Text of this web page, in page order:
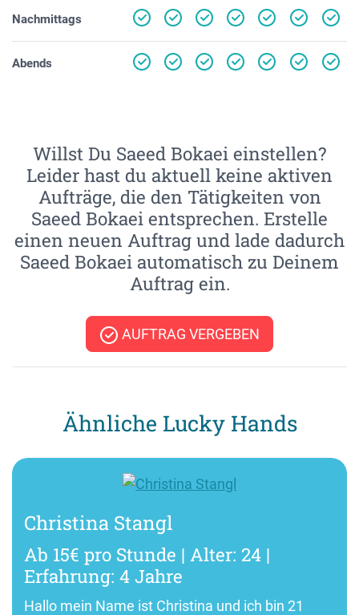
Nachmittags
Abends
Willst Du Saeed Bokaei einstellen?
Leider hast du aktuell keine aktiven
Aufträge, die den Tätigkeiten von
Saeed Bokaei entsprechen. Erstelle
einen neuen Auftrag und lade dadurch
Saeed Bokaei automatisch zu Deinem
Auftrag ein.
AUFTRAG VERGEBEN
Ähnliche Lucky Hands
Christina Stangl
Ab 15€ pro Stunde | Alter: 24 |
Erfahrung: 4 Jahre
Hallo mein Name ist Christina und ich bin 21